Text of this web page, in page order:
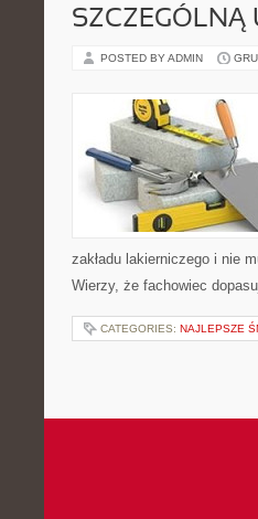
SZCZEGÓLNĄ
POSTED BY ADMIN
zakładu lakierniczego i nie
Wierzy, że fachowiec
CATEGORIES: NAJLEPSZE